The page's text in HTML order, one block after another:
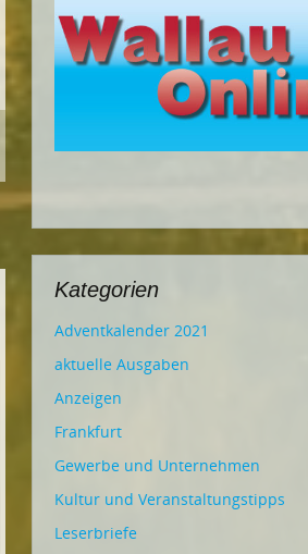
Kategorien
Adventkalender 2021
aktuelle Ausgaben
Anzeigen
Frankfurt
Gewerbe und Unternehmen
Kultur und Veranstaltungstipps
Leserbriefe